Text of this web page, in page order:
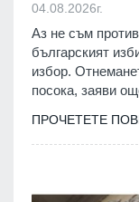
04.08.2026г.
Аз не съм
българският
избор.
посока, заяви
ПРОЧЕТЕТЕ